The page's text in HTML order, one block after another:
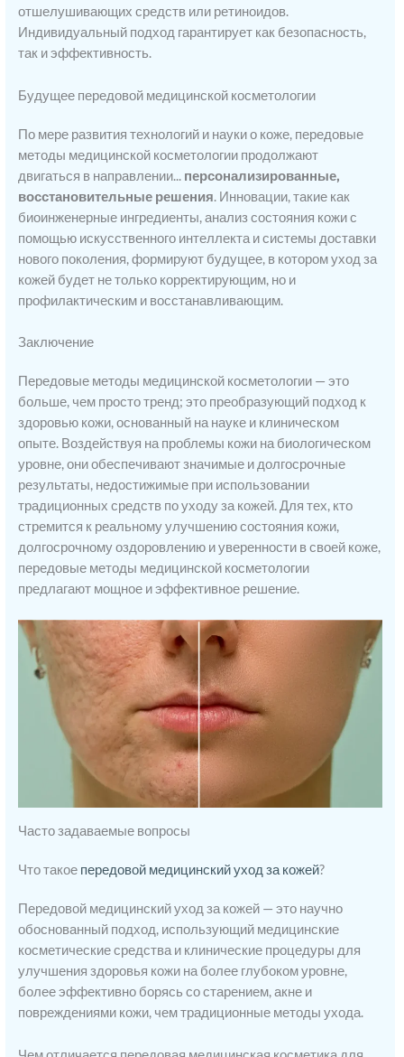
отшелушивающих средств или ретиноидов.
Индивидуальный подход гарантирует как безопасность,
так и эффективность.
Будущее передовой медицинской косметологии
По мере развития технологий и науки о коже, передовые
методы медицинской косметологии продолжают
двигаться в направлении... персонализированные,
восстановительные решения. Инновации, такие как
биоинженерные ингредиенты, анализ состояния кожи с
помощью искусственного интеллекта и системы доставки
нового поколения, формируют будущее, в котором уход за
кожей будет не только корректирующим, но и
профилактическим и восстанавливающим.
Заключение
Передовые методы медицинской косметологии — это
больше, чем просто тренд; это преобразующий подход к
здоровью кожи, основанный на науке и клиническом
опыте. Воздействуя на проблемы кожи на биологическом
уровне, они обеспечивают значимые и долгосрочные
результаты, недостижимые при использовании
традиционных средств по уходу за кожей. Для тех, кто
стремится к реальному улучшению состояния кожи,
долгосрочному оздоровлению и уверенности в своей коже,
передовые методы медицинской косметологии
предлагают мощное и эффективное решение.
Часто задаваемые вопросы
Что такое передовой медицинский уход за кожей?
Передовой медицинский уход за кожей — это научно
обоснованный подход, использующий медицинские
косметические средства и клинические процедуры для
улучшения здоровья кожи на более глубоком уровне,
более эффективно борясь со старением, акне и
повреждениями кожи, чем традиционные методы ухода.